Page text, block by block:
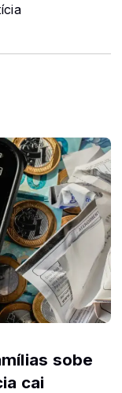
sobe
cai